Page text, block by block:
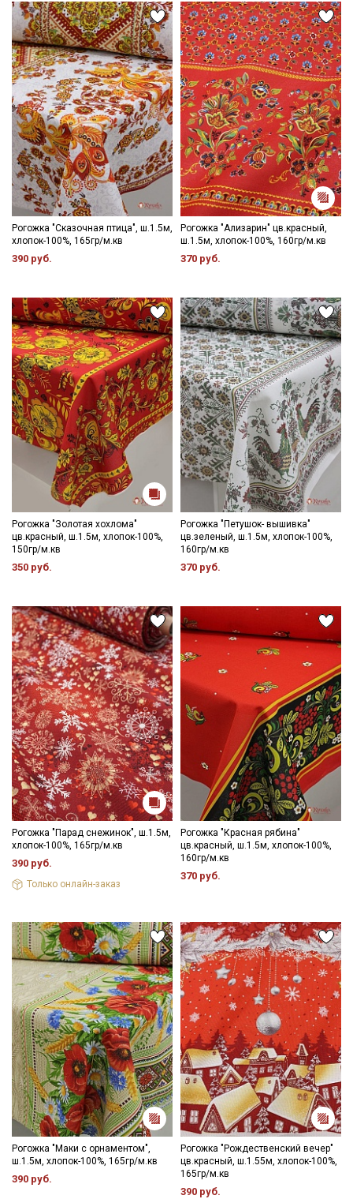
Рогожка "Сказочная птица", ш.1.5м,
хлопок-100%, 165гр/м.кв
390 руб.
Рогожка "Ализарин" цв.красный,
ш.1.5м, хлопок-100%, 160гр/м.кв
370 руб.
Рогожка "Золотая хохлома"
цв.красный, ш.1.5м, хлопок-100%,
150гр/м.кв
350 руб.
Рогожка "Петушок- вышивка"
цв.зеленый, ш.1.5м, хлопок-100%,
160гр/м.кв
370 руб.
Рогожка "Парад снежинок", ш.1.5м,
хлопок-100%, 165гр/м.кв
390 руб.
Только онлайн-заказ
Рогожка "Красная рябина"
цв.красный, ш.1.5м, хлопок-100%,
160гр/м.кв
370 руб.
Рогожка "Маки с орнаментом",
ш.1.5м, хлопок-100%, 165гр/м.кв
390 руб.
Рогожка "Рождественский вечер"
цв.красный, ш.1.55м, хлопок-100%,
165гр/м.кв
390 руб.